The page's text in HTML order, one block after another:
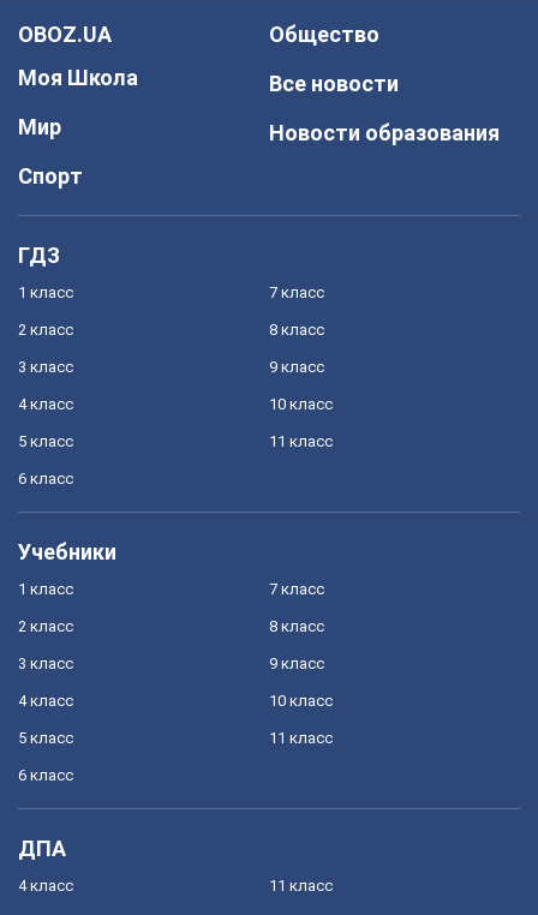
OBOZ.UA
Моя Школа
Мир
Спорт
Общество
Все новости
Новости образования
ГДЗ
1 класс
2 класс
3 класс
4 класс
5 класс
6 класс
7 класс
8 класс
9 класс
10 класс
11 класс
Учебники
1 класс
2 класс
3 класс
4 класс
5 класс
6 класс
7 класс
8 класс
9 класс
10 класс
11 класс
ДПА
4 класс 11 класс